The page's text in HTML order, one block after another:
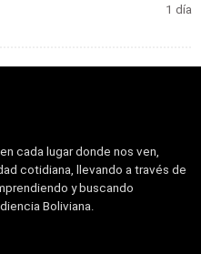
1 día
cada lugar donde nos ven,
cotidiana, llevando a través de
y buscando
Boliviana.